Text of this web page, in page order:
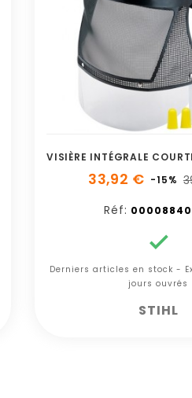
33,92 € -15%
Réf:

Derniers articles en stock -
jours ouvrés
STIHL